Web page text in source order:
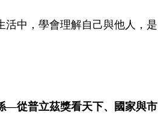
中，學會理解自己與他人，是
—從普立茲獎看天下、國家與市